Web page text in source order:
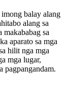
imong balay alang
alang sa
makababag sa
aparato sa mga
hilit nga mga
mga lugar,
pagpangandam.